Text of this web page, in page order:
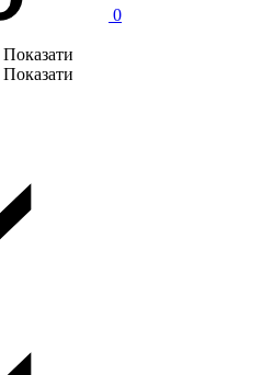
0
Показати
Показати